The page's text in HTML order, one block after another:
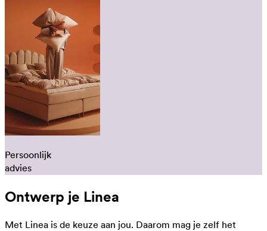
Persoonlijk
advies
Ontwerp je Linea
Met Linea is de keuze aan jou. Daarom mag je zelf het